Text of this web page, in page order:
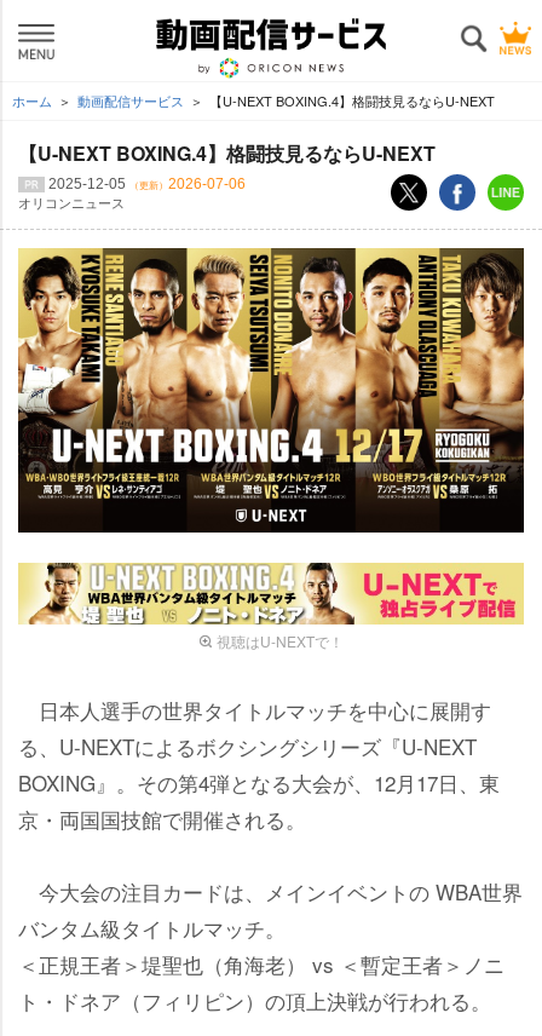
ホーム 動画配信サービス 【U-NEXT BOXING.4】格闘技見るならU-NEXT
【U-NEXT BOXING.4】格闘技見るならU-NEXT
2025-12-05 （更新） 2026-07-06
オリコンニュース
視聴はU-NEXTで！
日本人選手の世界タイトルマッチを中心に展開す
る、U-NEXTによるボクシングシリーズ『U-NEXT
BOXING』。その第4弾となる大会が、12月17日、東
京・両国国技館で開催される。
今大会の注目カードは、メインイベントの WBA世界
バンタム級タイトルマッチ。
＜正規王者＞堤聖也（角海老） vs ＜暫定王者＞ノニ
ト・ドネア（フィリピン）の頂上決戦が行われる。